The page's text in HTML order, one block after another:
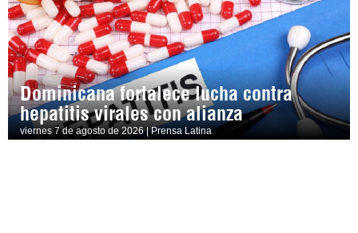
Dominicana fortalece lucha contra
hepatitis virales con alianza
viernes 7 de agosto de 2026 | Prensa Latina